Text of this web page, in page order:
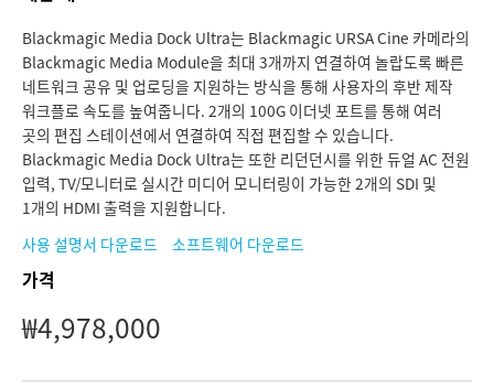
Hong Kong SAR, China
India
Italy
Japan
Korea
Malaysia
Blackmagic Media Dock Ultra는 Blackmagic URSA Cine 카메라의
Blackmagic Media Module을 최대 3개까지 연결하여 놀랍도록 빠른
네트워크 공유 및 업로딩을 지원하는 방식을 통해 사용자의 후반 제작
워크플로 속도를 높여줍니다. 2개의 100G 이더넷 포트를 통해 여러
곳의 편집 스테이션에서 연결하여 직접 편집할 수 있습니다.
Blackmagic Media Dock Ultra는 또한 리던던시를 위한 듀얼 AC 전원
입력, TV/모니터로 실시간 미디어 모니터링이 가능한 2개의 SDI 및
1개의 HDMI 출력을 지원합니다.
사용 설명서 다운로드
소프트웨어 다운로드
가격
₩4,978,000